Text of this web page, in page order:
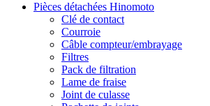
Pièces détachées Hinomoto
Clé de contact
Courroie
Câble compteur/embrayage
Filtres
Pack de filtration
Lame de fraise
Joint de culasse